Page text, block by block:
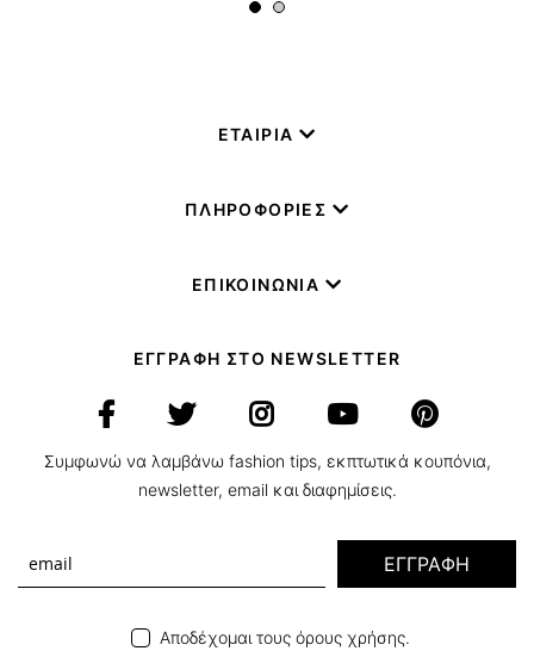
ΕΤΑΙΡΙΑ
ΠΛΗΡΟΦΟΡΙΕΣ
ΕΠΙΚΟΙΝΩΝΙΑ
ΕΓΓΡΑΦΗ ΣΤΟ NEWSLETTER
Συμφωνώ να λαμβάνω fashion tips, εκπτωτικά κουπόνια,
newsletter, email και διαφημίσεις.
ΕΓΓΡΑΦΗ
Αποδέχομαι τους όρους χρήσης.